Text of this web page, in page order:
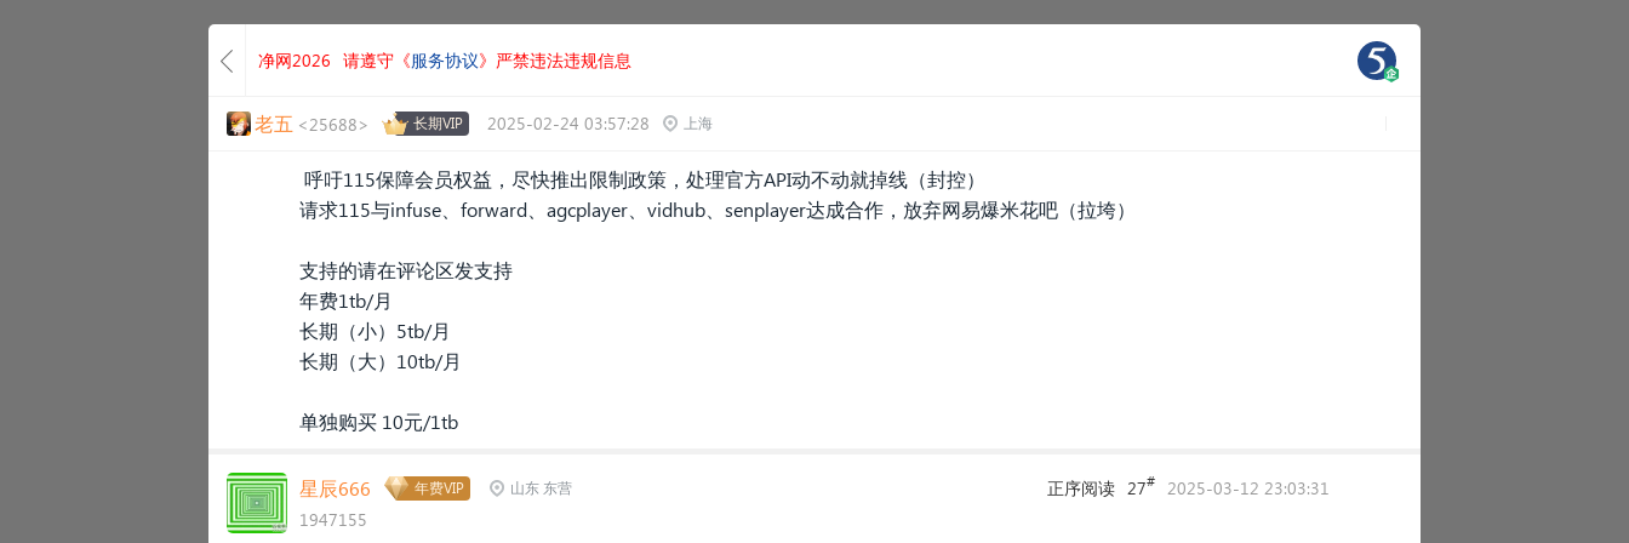
净网2026 请遵守《服务协议》严禁违法违规信息
老五 <25688> 长期VIP 2025-02-24 03:57:28 上海
呼吁115保障会员权益，尽快推出限制政策，处理官方API动不动就掉线（封控）
请求115与infuse、forward、agcplayer、vidhub、senplayer达成合作，放弃网易爆米花吧（拉垮）
支持的请在评论区发支持
年费1tb/月
长期（小）5tb/月
长期（大）10tb/月
单独购买 10元/1tb
星辰666 年费VIP 山东 东营
1947155
正序阅读 27# 2025-03-12 23:03:31